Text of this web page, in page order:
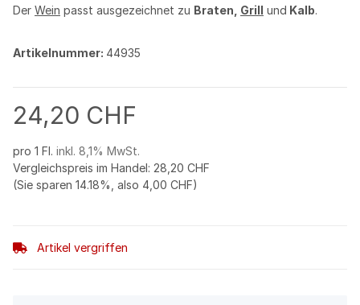
Der Wein passt ausgezeichnet zu Braten, Grill und Kalb.
Artikelnummer: 44935
24,20 CHF
pro 1 Fl. inkl. 8,1% MwSt.
Vergleichspreis im Handel: 28,20 CHF
(Sie sparen 14.18% , also 4,00 CHF)
Artikel vergriffen